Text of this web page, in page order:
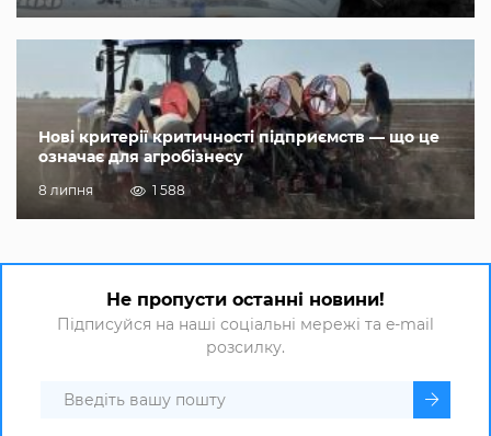
Нові критерії критичності підприємств — що це
означає для агробізнесу
8 липня 1 588
Не пропусти останні новини!
Підписуйся на наші соціальні мережі та e-mail
розсилку.